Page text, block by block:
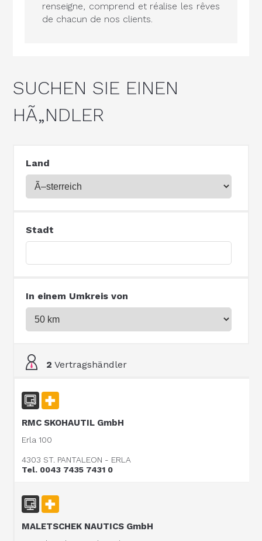
renseigne, comprend et réalise les rêves
de chacun de nos clients.
SUCHEN SIE EINEN
HÃ„NDLER
Land
Stadt
In einem Umkreis von
2 Vertragshändler
RMC SKOHAUTIL GmbH
Erla 100
4303 ST. PANTALEON - ERLA
Tel. 0043 7435 7431 0
MALETSCHEK NAUTICS GmbH